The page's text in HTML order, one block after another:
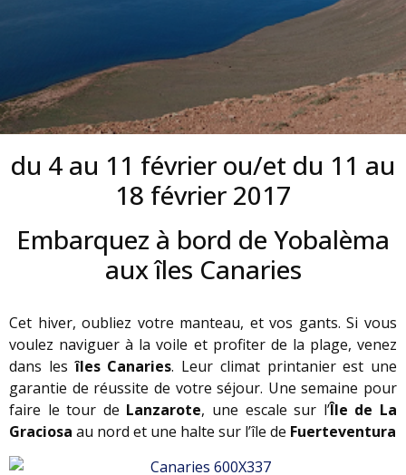
du 4 au 11 février ou/et du 11 au
18 février 2017
Embarquez à bord de Yobalèma
aux îles Canaries
Cet hiver, oubliez votre manteau, et vos gants. Si vous
voulez naviguer à la voile et profiter de la plage, venez
dans lesîles Canaries. Leur climat printanier est une
garantie de réussite de votre séjour. Une semaine pour
faire le tour de Lanzarote, une escale sur l’Île de La
Graciosa au nord et une halte sur l’île de Fuerteventura